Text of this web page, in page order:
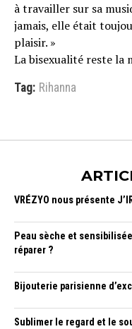
à travailler sur sa
jamais, elle était
plaisir. »
La bisexualité reste la
Tag: Rihanna
VRÉZYO nous présente
Peau sèche et
réparer ?
Bijouterie parisienne
Sublimer le regard et le